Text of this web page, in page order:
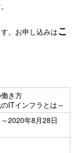
。お申し込みはこ
き方
ITインフラとは～
2020年8月28日